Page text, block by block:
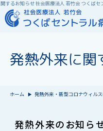
するお知らせ 社会医療法人 若竹会 つくばセ
発熱外来に関
ホーム 発熱外来・新型コロナウィル
発熱外来のお知ら